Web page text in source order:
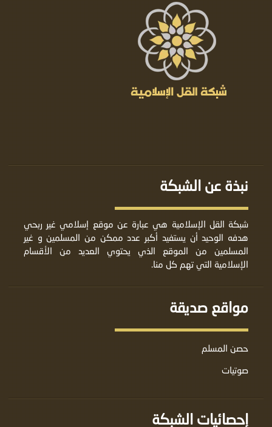
نبذة عن الشبكة
شبكة القل الإسلامية هي عبارة عن موقع إسلامي غير ربحي
هدفه الوحيد أن يستفيد أكبر عدد ممكن من المسلمين و غير
المسلمين من الموقع الذي يحتوي العديد من الأقسام
الإسلامية التي تهم كل منا.
مواقع صديقة
حصن المسلم
صوتيات
إحصائيات الشبكة